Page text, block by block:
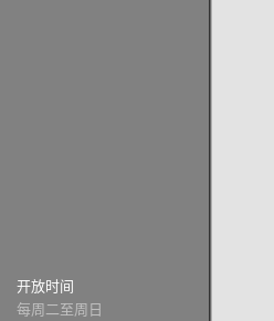
开放时间
每周二至周日